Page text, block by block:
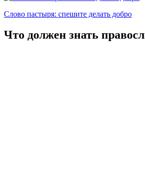
Слово пастыря: спешите делать добро
Что должен знать